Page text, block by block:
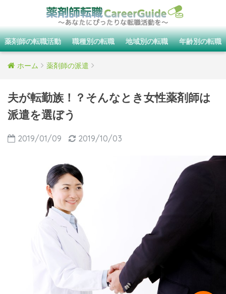
薬剤師の転職活動 職種別の転職 地域別の転職 年齢別の転職
ホーム 薬剤師の派遣
夫が転勤族！？そんなとき女性薬剤師は
派遣を選ぼう
2019/01/09 2019/10/03